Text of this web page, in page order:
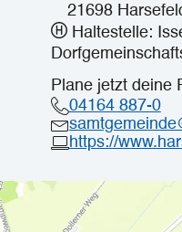
21698
Haltestelle:
Plane jetzt deine
04164 887-0
https://